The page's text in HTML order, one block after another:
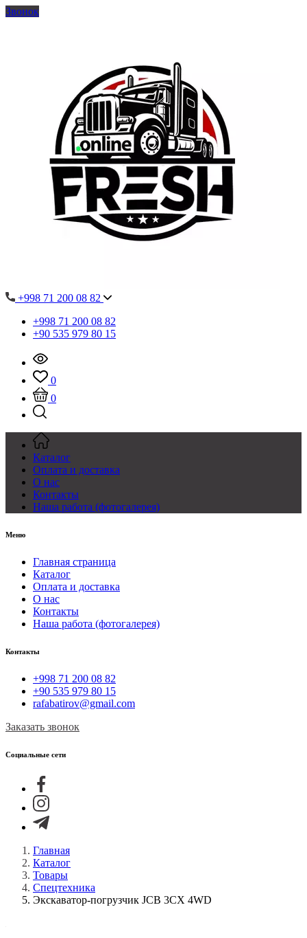
Звонок
+998 71 200 08 82
+998 71 200 08 82
+90 535 979 80 15
0
0
Каталог
Оплата и доставка
О нас
Контакты
Наша работа (фотогалерея)
Меню
Главная страница
Каталог
Оплата и доставка
О нас
Контакты
Наша работа (фотогалерея)
Контакты
+998 71 200 08 82
+90 535 979 80 15
rafabatirov@gmail.com
Заказать звонок
Социальные сети
Главная
Каталог
Товары
Спецтехника
Экскаватор-погрузчик JCB 3CX 4WD